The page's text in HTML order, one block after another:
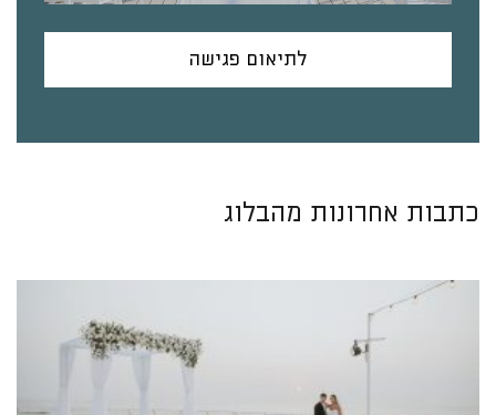
לתיאום פגישה
כתבות אחרונות מהבלוג